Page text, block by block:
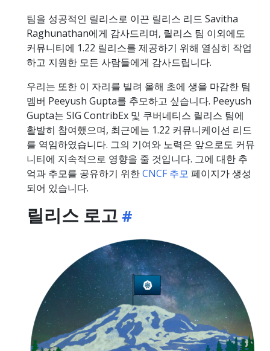
팀을 성공적인 릴리스로 이끈 릴리스 리드 Savitha
Raghunathan에게 감사드리며, 릴리스 팀 이외에도
커뮤니티에 1.22 릴리스를 제공하기 위해 열심히 작업
하고 지원한 모든 사람들에게 감사드립니다.
우리는 또한 이 자리를 빌려 올해 초에 생을 마감한 팀
멤버 Peeyush Gupta를 추모하고 싶습니다. Peeyush
Gupta는 SIG ContribEx 및 쿠버네티스 릴리스 팀에
활발히 참여했으며, 최근에는 1.22 커뮤니케이션 리드
를 역임하였습니다. 그의 기여와 노력은 앞으로도 커뮤
니티에 지속적으로 영향을 줄 것입니다. 그에 대한 추
억과 추모를 공유하기 위한CNCF 추모 페이지가 생성
되어 있습니다.
릴리스 로고